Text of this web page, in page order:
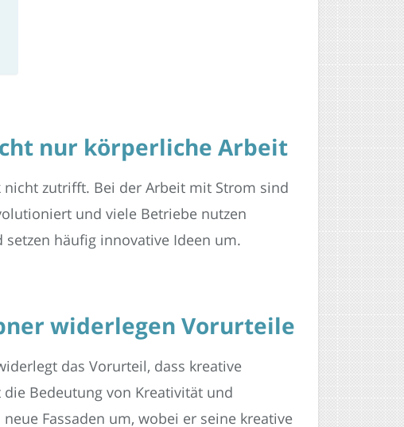
nur körperliche Arbeit
nicht zutrifft. Bei der Arbeit mit Strom sind
und viele Betriebe nutzen
häufig innovative Ideen um.
widerlegen Vorurteile
das Vorurteil, dass kreative
Bedeutung von Kreativität und
Fassaden um, wobei er seine kreative